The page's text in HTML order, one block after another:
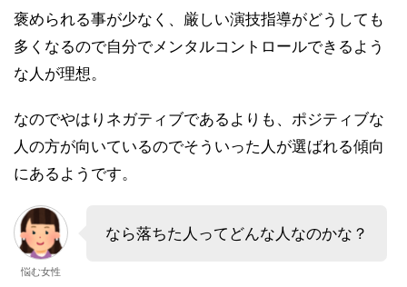
褒められる事が少なく、厳しい演技指導がどうしても
多くなるので自分でメンタルコントロールできるよう
な人が理想。
なのでやはりネガティブであるよりも、ポジティブな
人の方が向いているのでそういった人が選ばれる傾向
にあるようです。
悩む女性
なら落ちた人ってどんな人なのかな？